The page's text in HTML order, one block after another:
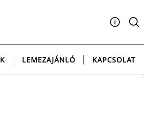
Facebook
YouTubeInstagram
TwitterSpotify
LEMEZAJÁNLÓ KAPCSOLAT